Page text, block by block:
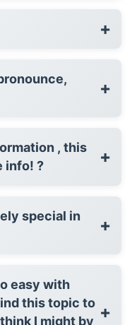
+
+
, this
info! ?
+
special in
+
easy with
this topic to
I might by +